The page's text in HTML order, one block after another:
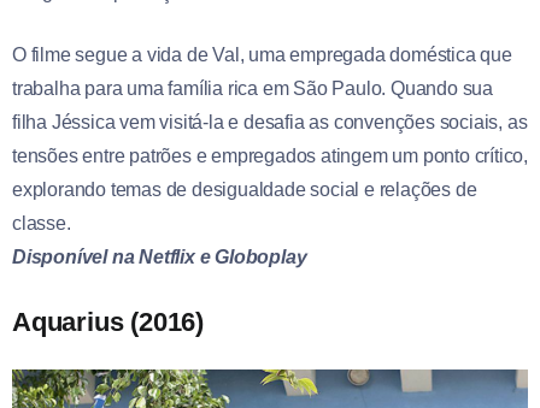
O filme segue a vida de Val, uma empregada doméstica que
trabalha para uma família rica em São Paulo. Quando sua
filha Jéssica vem visitá-la e desafia as convenções sociais, as
tensões entre patrões e empregados atingem um ponto crítico,
explorando temas de desigualdade social e relações de
classe.
Disponível na Netflix e Globoplay
Aquarius (2016)